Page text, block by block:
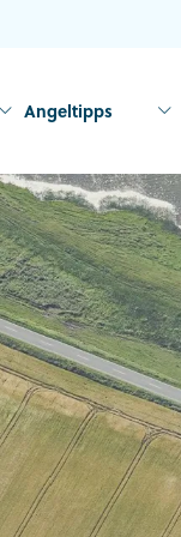
Angeltipps